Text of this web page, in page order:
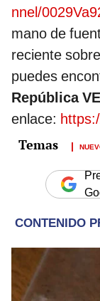
nnel/
mano de
reciente
puedes
República
enlace: